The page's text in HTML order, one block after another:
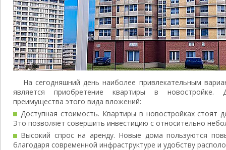
На сегодняшний день наиболее привлекательным
является приобретение квартиры в новостройке.
преимущества этого вида вложений:
Доступная стоимость. Квартиры в новостройках стоят
Это позволяет совершить инвестицию с относительно
Высокий спрос на аренду. Новые дома пользуются
благодаря современной инфраструктуре и удобству